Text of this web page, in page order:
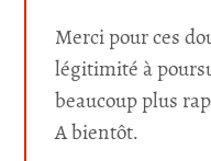
Merci pour ces
légitimité à
beaucoup plus
A bientôt.